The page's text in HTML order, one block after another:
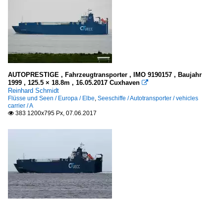
AUTOPRESTIGE , Fahrzeugtransporter , IMO 9190157 , Baujahr
1999 , 125.5 × 18.8m , 16.05.2017 Cuxhaven 
Reinhard Schmidt
Flüsse und Seen / Europa / Elbe, Seeschiffe / Autotransporter / vehicles
carrier / A
 383 1200x795 Px, 07.06.2017